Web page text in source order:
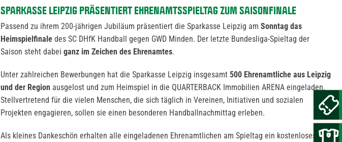
SPARKASSE LEIPZIG PRÄSENTIERT EHRENAMTSSPIELTAG ZUM SAISONFINALE
Passend zu ihrem 200-jährigen Jubiläum präsentiert die Sparkasse Leipzig am Sonntag das
Heimspielfinale des SC DHfK Handball gegen GWD Minden. Der letzte Bundesliga-Spieltag der
Saison steht dabei ganz im Zeichen des Ehrenamtes.
Unter zahlreichen Bewerbungen hat die Sparkasse Leipzig insgesamt 500 Ehrenamtliche aus Leipzig
und der Region ausgelost und zum Heimspiel in die QUARTERBACK Immobilien ARENA eingeladen.
Stellvertretend für die vielen Menschen, die sich täglich in Vereinen, Initiativen und sozialen
Projekten engagieren, sollen sie einen besonderen Handballnachmittag erleben.
Als kleines Dankeschön erhalten alle eingeladenen Ehrenamtlichen am Spieltag ein kostenloses Eis.